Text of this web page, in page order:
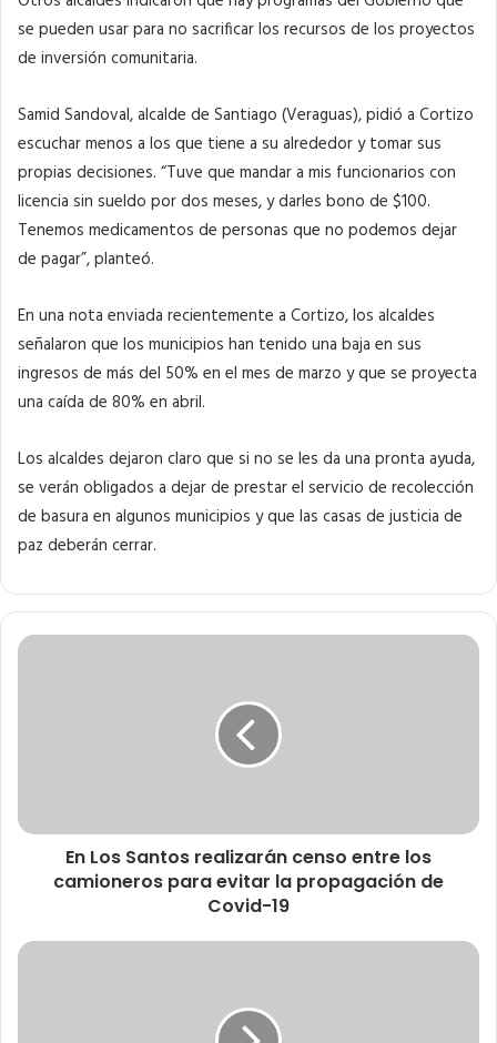
se pueden usar para no sacrificar los recursos de los proyectos
de inversión comunitaria.
Samid Sandoval, alcalde de Santiago (Veraguas), pidió a Cortizo
escuchar menos a los que tiene a su alrededor y tomar sus
propias decisiones. “Tuve que mandar a mis funcionarios con
licencia sin sueldo por dos meses, y darles bono de $100.
Tenemos medicamentos de personas que no podemos dejar
de pagar”, planteó.
En una nota enviada recientemente a Cortizo, los alcaldes
señalaron que los municipios han tenido una baja en sus
ingresos de más del 50% en el mes de marzo y que se proyecta
una caída de 80% en abril.
Los alcaldes dejaron claro que si no se les da una pronta ayuda,
se verán obligados a dejar de prestar el servicio de recolección
de basura en algunos municipios y que las casas de justicia de
paz deberán cerrar.
En Los Santos realizarán censo entre los
camioneros para evitar la propagación de
Covid-19